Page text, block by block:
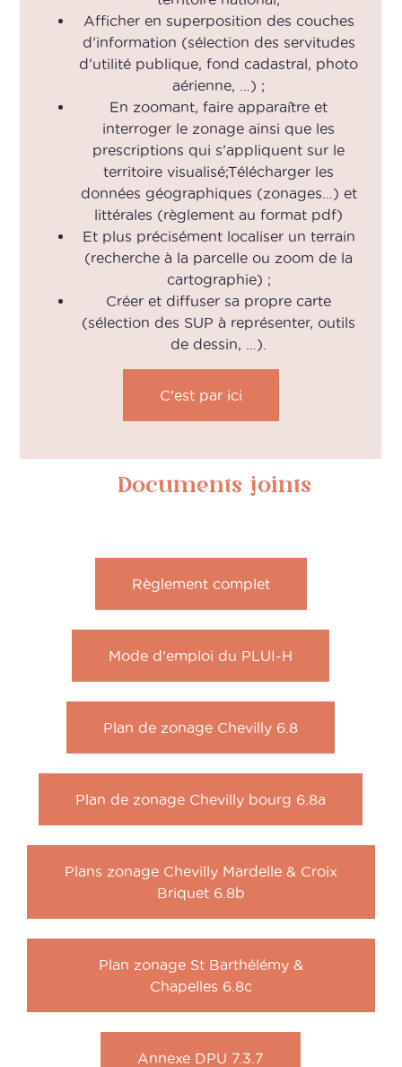
Afficher en superposition des couches
d’information (sélection des servitudes
d’utilité publique, fond cadastral, photo
aérienne, …) ;
En zoomant, faire apparaître et
interroger le zonage ainsi que les
prescriptions qui s’appliquent sur le
territoire visualisé;Télécharger les
données géographiques (zonages…) et
littérales (règlement au format pdf)
Et plus précisément localiser un terrain
(recherche à la parcelle ou zoom de la
cartographie) ;
Créer et diffuser sa propre carte
(sélection des SUP à représenter, outils
de dessin, …).
C'est par ici
Documents joints
Règlement complet
Mode d'emploi du PLUI-H
Plan de zonage Chevilly 6.8
Plan de zonage Chevilly bourg 6.8a
Plans zonage Chevilly Mardelle & Croix
Briquet 6.8b
Plan zonage St Barthélémy &
Chapelles 6.8c
Annexe DPU 7.3.7